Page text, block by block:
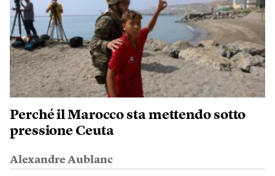
Perché il Marocco sta mettendo sotto
pressione Ceuta
Alexandre Aublanc